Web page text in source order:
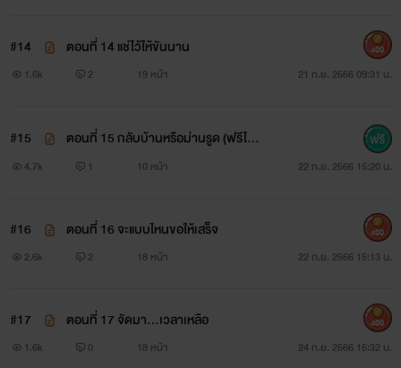
#14 ตอนที่ 14 แช่ไว้ให้ขันนาน
1.6k 2 19 หน้า 21 ก.ย. 2566 09:31 น.
400
#15
ตอนที่ 15 กลับบ้านหรือม่านรูด (ฟรีไม่ติ
ดเหรียญ)
4.7k 1 10 หน้า 22 ก.ย. 2566 15:20 น.
#16 ตอนที่ 16 จะแบบไหนขอให้เสร็จ
2.6k 2 18 หน้า 22 ก.ย. 2566 15:13 น.
400
#17 ตอนที่ 17 จัดมา...เวลาเหลือ
1.6k 0 18 หน้า 24 ก.ย. 2566 15:32 น.
400